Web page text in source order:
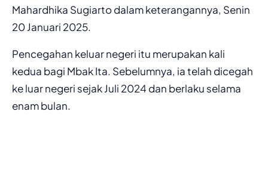
Mahardhika Sugiarto dalam keterangannya, Senin
20 Januari 2025.
Pencegahan keluar negeri itu merupakan kali
kedua bagi Mbak Ita. Sebelumnya, ia telah dicegah
ke luar negeri sejak Juli 2024 dan berlaku selama
enam bulan.